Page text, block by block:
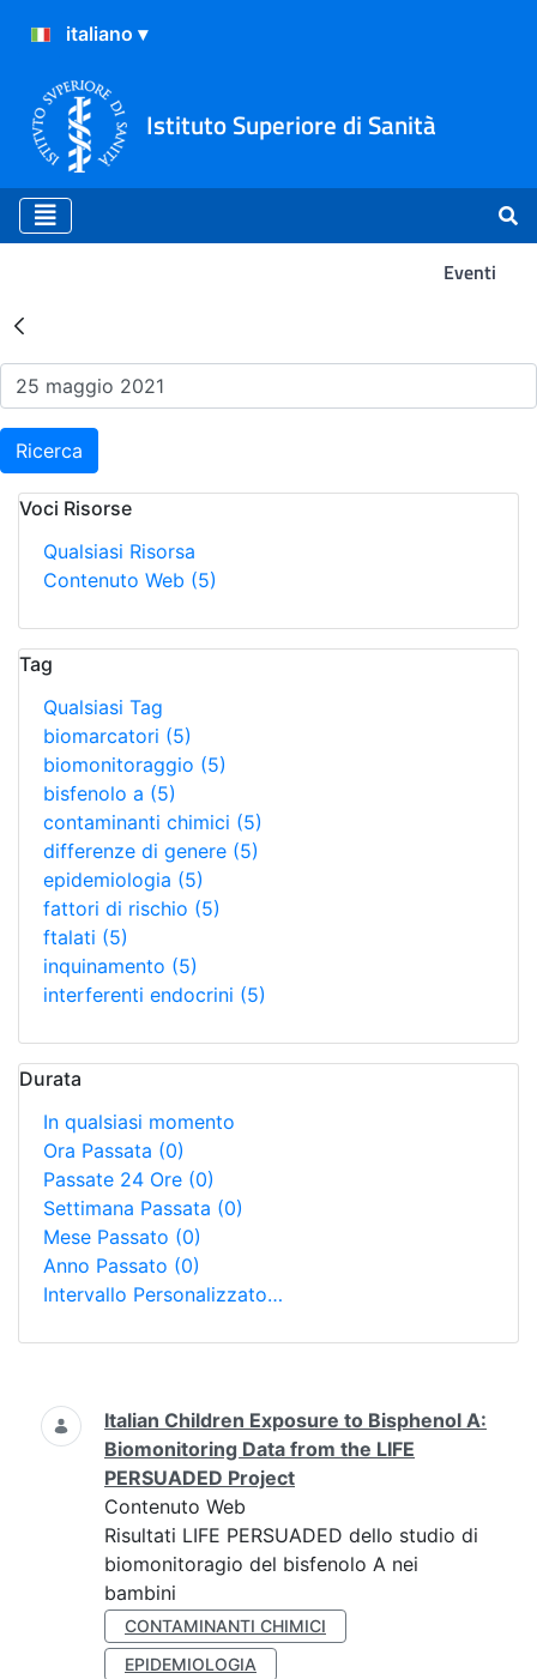
Istituto Superiore di Sanità
Eventi
Risultati della Ricerca -
Ricerca
Voci Risorse
Qualsiasi Risorsa
Contenuto Web (5)
Tag
Qualsiasi Tag
biomarcatori (5)
biomonitoraggio (5)
bisfenolo a (5)
contaminanti chimici (5)
differenze di genere (5)
epidemiologia (5)
fattori di rischio (5)
ftalati (5)
inquinamento (5)
interferenti endocrini (5)
Durata
In qualsiasi momento
Ora Passata (0)
Passate 24 Ore (0)
Settimana Passata (0)
Mese Passato (0)
Anno Passato (0)
Intervallo Personalizzato…
Ricerca
Italian Children Exposure to Bisphenol A:
Biomonitoring Data from the LIFE
PERSUADED Project
Contenuto Web
Risultati LIFE PERSUADED dello studio di
biomonitoragio del bisfenolo A nei
bambini
CONTAMINANTI CHIMICI
EPIDEMIOLOGIA